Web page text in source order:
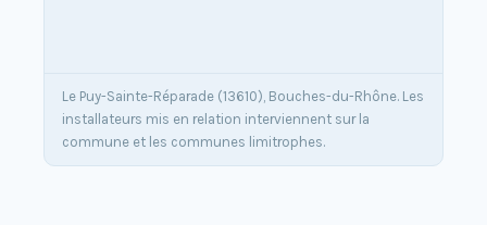
Le Puy-Sainte-Réparade (13610), Bouches-du-Rhône. Les
installateurs mis en relation interviennent sur la
commune et les communes limitrophes.